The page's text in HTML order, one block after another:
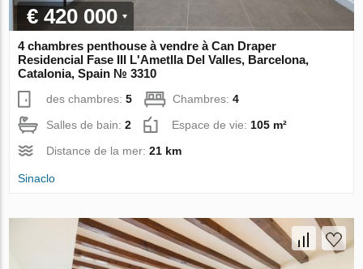
€ 420 000
4 chambres penthouse à vendre à Can Draper
Residencial Fase III L'Ametlla Del Valles, Barcelona,
Catalonia, Spain № 3310
des chambres:5 Chambres:4
Salles de bain:2 Espace de vie:105 m²
Distance de la mer:21 km
Sinaclo